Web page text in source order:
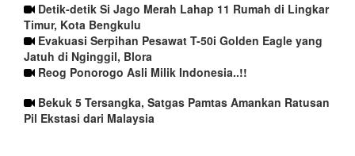
Detik-detik Si Jago Merah Lahap 11 Rumah di Lingkar
Timur, Kota Bengkulu
Evakuasi Serpihan Pesawat T-50i Golden Eagle yang
Jatuh di Nginggil, Blora
Reog Ponorogo Asli Milik Indonesia..!!
Bekuk 5 Tersangka, Satgas Pamtas Amankan Ratusan
Pil Ekstasi dari Malaysia